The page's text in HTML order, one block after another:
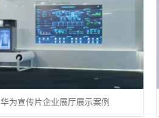
华为宣传片企业展厅展示案例